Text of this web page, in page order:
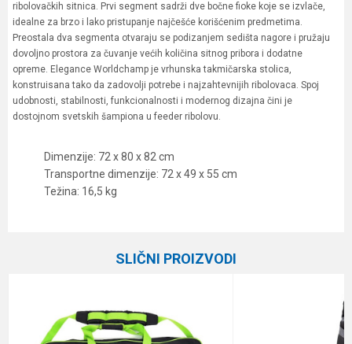
ribolovačkih sitnica. Prvi segment sadrži dve bočne fioke koje se izvlače,
idealne za brzo i lako pristupanje najčešće korišćenim predmetima.
Preostala dva segmenta otvaraju se podizanjem sedišta nagore i pružaju
dovoljno prostora za čuvanje većih količina sitnog pribora i dodatne
opreme. Elegance Worldchamp je vrhunska takmičarska stolica,
konstruisana tako da zadovolji potrebe i najzahtevnijih ribolovaca. Spoj
udobnosti, stabilnosti, funkcionalnosti i modernog dizajna čini je
dostojnom svetskih šampiona u feeder ribolovu.
Dimenzije: 72 x 80 x 82 cm
Transportne dimenzije: 72 x 49 x 55 cm
Težina: 16,5 kg
Poruka
SLIČNI PROIZVODI